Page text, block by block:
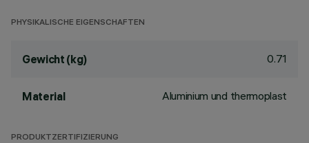
PHYSIKALISCHE EIGENSCHAFTEN
Gewicht (kg) 0.71
Material Aluminium und thermoplast
PRODUKTZERTIFIZIERUNG